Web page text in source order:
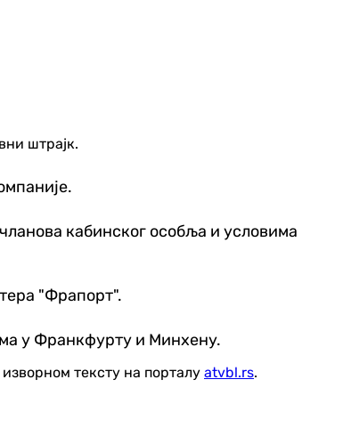
штрајк.
кабинског особља и условима
"Фрапорт".
у Франкфурту и Минхену.
тексту на порталу atvbl.rs.